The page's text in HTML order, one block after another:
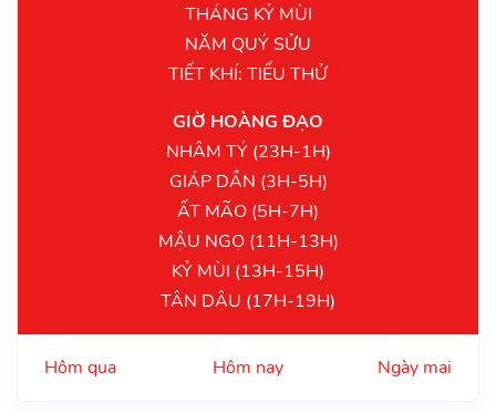
THÁNG KỶ MÙI
NĂM QUÝ SỬU
TIẾT KHÍ: TIỂU THỬ
GIỜ HOÀNG ĐẠO
NHÂM TÝ (23H-1H)
GIÁP DẦN (3H-5H)
ẤT MÃO (5H-7H)
MẬU NGỌ (11H-13H)
KỶ MÙI (13H-15H)
TÂN DẬU (17H-19H)
Hôm qua Hôm nay Ngày mai